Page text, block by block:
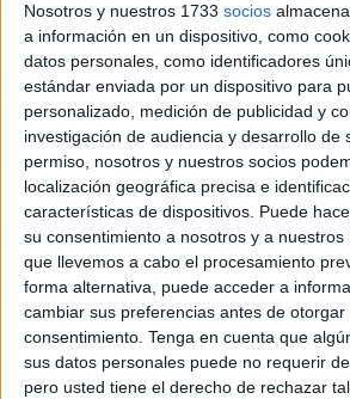
Nosotros y nuestros 1733 socios
a información en un dispositivo, como
datos personales, como identificadores
estándar enviada por un dispositivo para
personalizado, medición de publicidad y
investigación de audiencia y desarrollo de
permiso, nosotros y nuestros socios
localización geográfica precisa e
características de dispositivos. Puede
su consentimiento a nosotros y a nuestros
que llevemos a cabo el procesamiento
forma alternativa, puede acceder a
cambiar sus preferencias antes de otorgar
consentimiento. Tenga en cuenta que
sus datos personales puede no requerir
pero usted tiene el derecho de rechazar